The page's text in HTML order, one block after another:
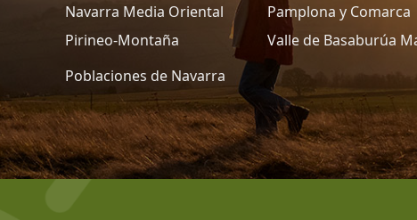
Navarra Media Oriental
Pamplona y Comarca
Pirineo-Montaña
Valle de Basaburúa
Poblaciones de Navarra